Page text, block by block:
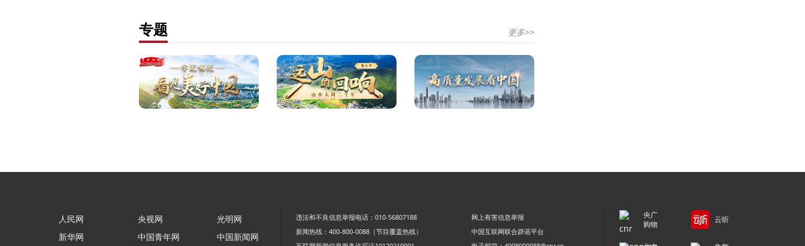
专题 更多>>
人民网
新华网
央视网
中国青年网
光明网
中国新闻网
违法和不良信息举报电话：010-56807188
网上有害信息举报
新闻热线：400-800-0088（节目覆盖热线）
中国互联网联合辟谣平台
央广
购物
云听